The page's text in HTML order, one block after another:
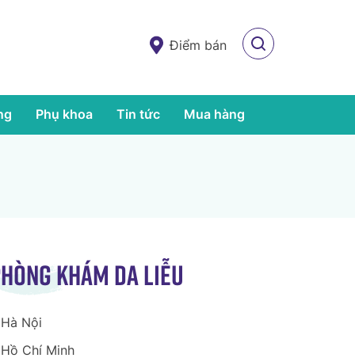
Điểm bán
Phụ khoa Tin tức Mua hàng
khám da liễu
Hà Nội
Hồ Chí Minh